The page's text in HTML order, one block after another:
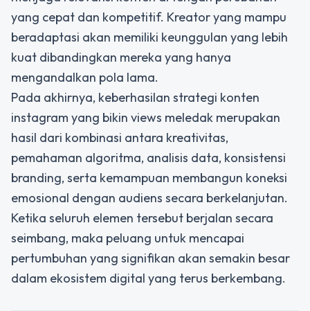
yang cepat dan kompetitif. Kreator yang mampu
beradaptasi akan memiliki keunggulan yang lebih
kuat dibandingkan mereka yang hanya
mengandalkan pola lama.
Pada akhirnya, keberhasilan strategi konten
instagram yang bikin views meledak merupakan
hasil dari kombinasi antara kreativitas,
pemahaman algoritma, analisis data, konsistensi
branding, serta kemampuan membangun koneksi
emosional dengan audiens secara berkelanjutan.
Ketika seluruh elemen tersebut berjalan secara
seimbang, maka peluang untuk mencapai
pertumbuhan yang signifikan akan semakin besar
dalam ekosistem digital yang terus berkembang.